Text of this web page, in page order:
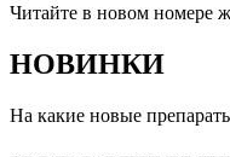
Читайте в новом номере
НОВИНКИ
На какие новые